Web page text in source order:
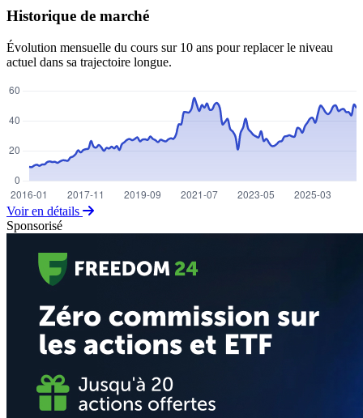
Historique de marché
Évolution mensuelle du cours sur 10 ans pour replacer le niveau
actuel dans sa trajectoire longue.
Voir en détails
Sponsorisé